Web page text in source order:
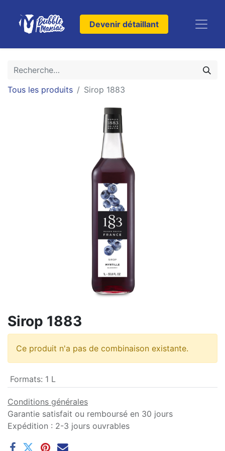
Devenir détaillant
Tous les produits Sirop 1883
Sirop 1883
Ce produit n'a pas de combinaison existante.
Formats: 1 L
Conditions générales
Garantie satisfait ou remboursé en 30 jours
Expédition : 2-3 jours ouvrables